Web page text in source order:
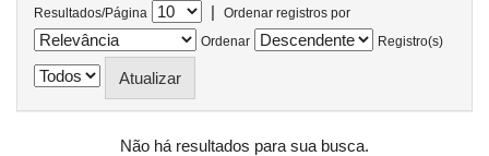
Resultados/Página |
Ordenar registros por
Ordenar
Registro(s)
Não há resultados para sua busca.